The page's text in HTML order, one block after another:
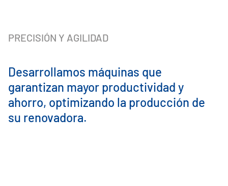
PRECISIÓN Y AGILIDAD
Desarrollamos máquinas que
garantizan mayor productividad y
ahorro, optimizando la producción de
su renovadora.